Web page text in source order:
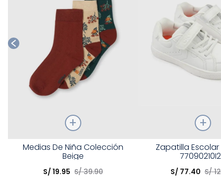
Talla
Elige una opción
Medias De Niña Colección
Beige
S/ 19.95 S/ 39.90
Elige una opción
Zapatilla Escolar
S/ 77.40 S/